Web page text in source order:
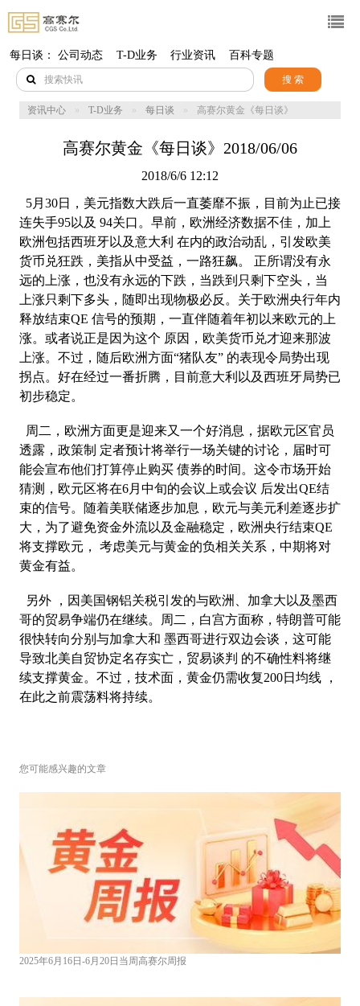
每日谈： 公司动态 T-D业务 行业资讯 百科专题
搜 索
资讯中心 T-D业务 每日谈
高赛尔黄金《每日谈》
高赛尔黄金《每日谈》2018/06/06
2018/6/6 12:12
5月30日，美元指数大跌后一直萎靡不振，目前为止已接
连失手95以及 94关口。早前，欧洲经济数据不佳，加上
欧洲包括西班牙以及意大利 在内的政治动乱，引发欧美
货币兑狂跌，美指从中受益，一路狂飙。 正所谓没有永
远的上涨，也没有永远的下跌，当跌到只剩下空头，当
上涨只剩下多头，随即出现物极必反。关于欧洲央行年内
释放结束QE 信号的预期，一直伴随着年初以来欧元的上
涨。或者说正是因为这个 原因，欧美货币兑才迎来那波
上涨。不过，随后欧洲方面“猪队友” 的表现令局势出现
拐点。好在经过一番折腾，目前意大利以及西班牙局势已
初步稳定。
周二，欧洲方面更是迎来又一个好消息，据欧元区官员
透露，政策制 定者预计将举行一场关键的讨论，届时可
能会宣布他们打算停止购买 债券的时间。这令市场开始
猜测，欧元区将在6月中旬的会议上或会议 后发出QE结
束的信号。随着美联储逐步加息，欧元与美元利差逐步扩
大，为了避免资金外流以及金融稳定，欧洲央行结束QE
将支撑欧元， 考虑美元与黄金的负相关关系，中期将对
黄金有益。
另外 ，因美国钢铝关税引发的与欧洲、加拿大以及墨西
哥的贸易争端仍在继续。周二，白宫方面称，特朗普可能
很快转向分别与加拿大和 墨西哥进行双边会谈，这可能
导致北美自贸协定名存实亡，贸易谈判 的不确性料将继
续支撑黄金。不过，技术面，黄金仍需收复200日均线 ，
在此之前震荡料将持续。
您可能感兴趣的文章
2025年6月16日-6月20日当周高赛尔周报